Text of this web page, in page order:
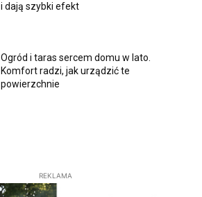
i dają szybki efekt
Ogród i taras sercem domu w lato.
Komfort radzi, jak urządzić te
powierzchnie
REKLAMA